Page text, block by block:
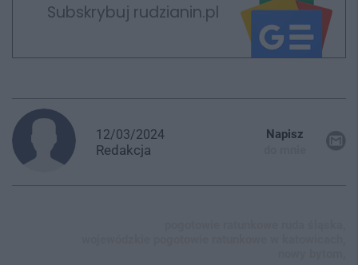
Subskrybuj rudzianin.pl
12/03/2024
Redakcja
Napisz